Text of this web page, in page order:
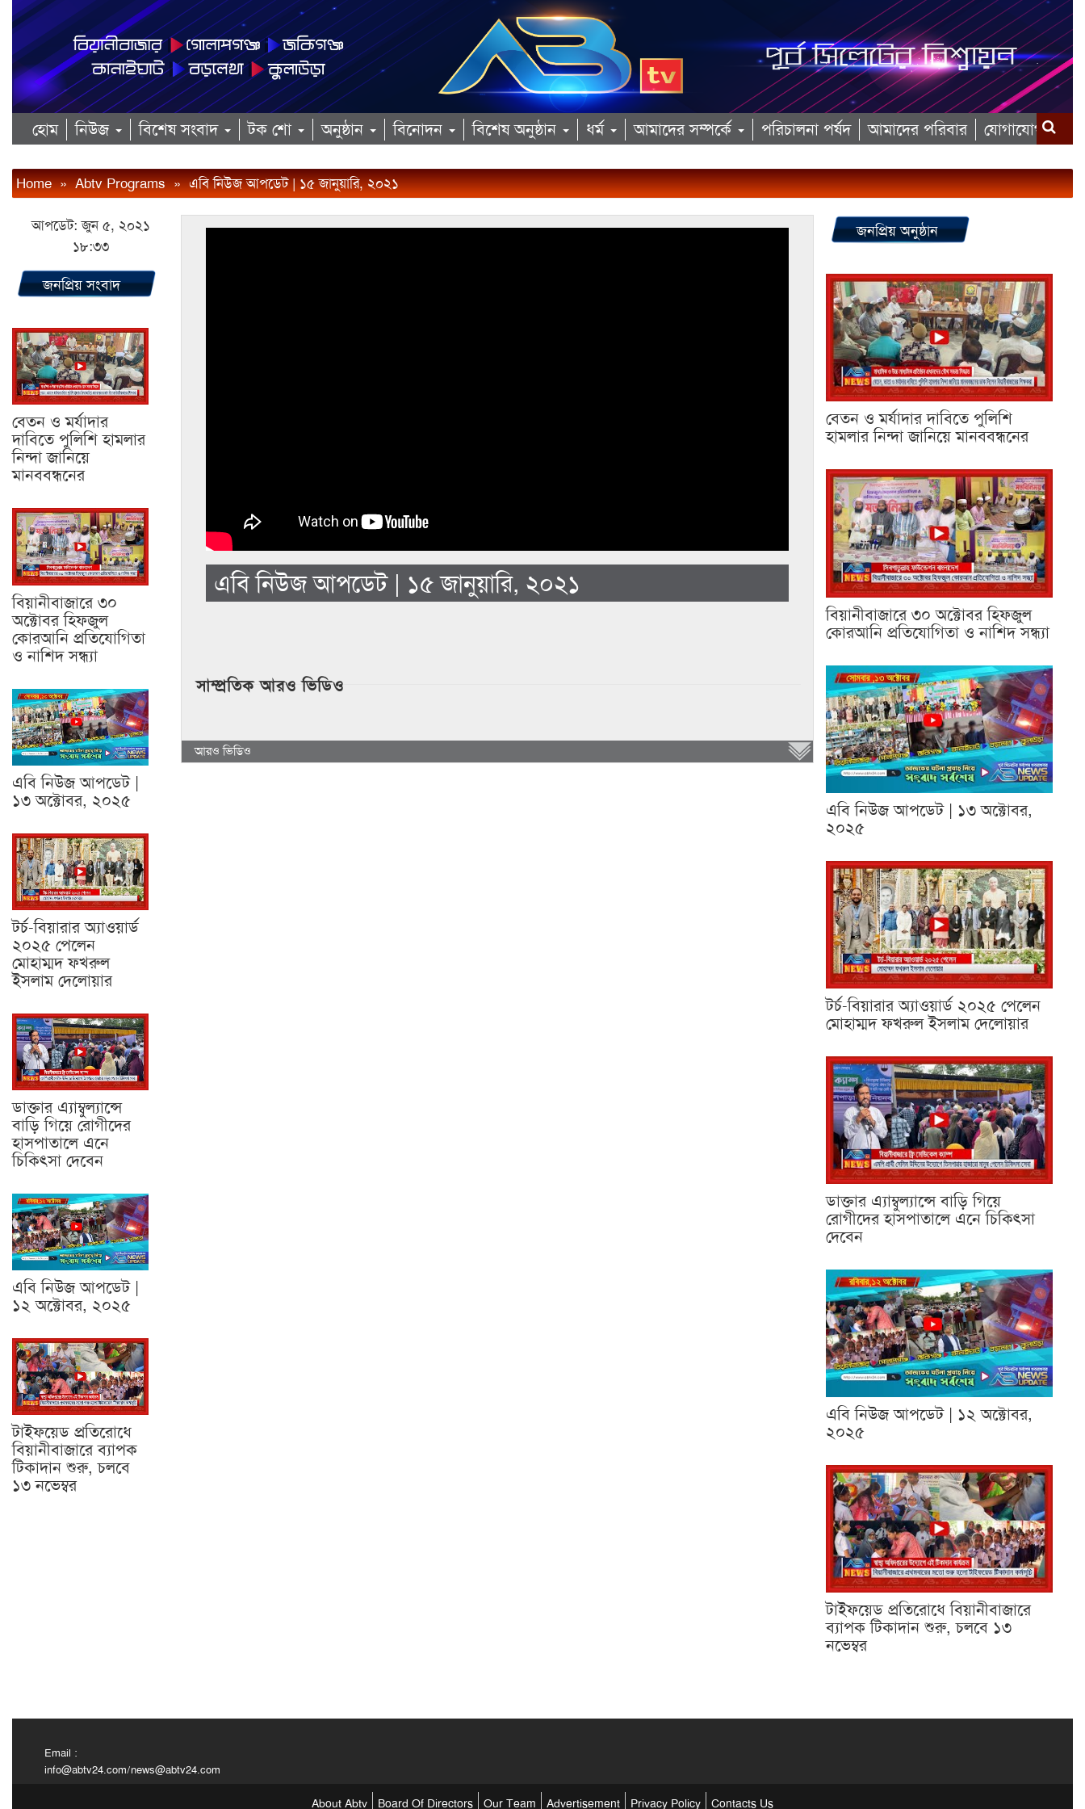
হোম নিউজ বিশেষ সংবাদ টক শো অনুষ্ঠান বিনোদন বিশেষ অনুষ্ঠান ধর্ম আমাদের সম্পর্কে পরিচালনা পর্ষদ আমাদের পরিবার যোগাযোগ
Home » Abtv Programs » এবি নিউজ আপডেট | ১৫ জানুয়ারি, ২০২১
আপডেট: জুন ৫, ২০২১
১৮:৩৩
জনপ্রিয় সংবাদ
বেতন ও মর্যাদার
দাবিতে পুলিশি হামলার
নিন্দা জানিয়ে
মানববন্ধনের
বিয়ানীবাজারে ৩০
অক্টোবর হিফজুল
কোরআনি প্রতিযোগিতা
ও নাশিদ সন্ধ্যা
এবি নিউজ আপডেট |
১৩ অক্টোবর, ২০২৫
টর্চ-বিয়ারার অ্যাওয়ার্ড
২০২৫ পেলেন
মোহাম্মদ ফখরুল
ইসলাম দেলোয়ার
ডাক্তার এ্যাম্বুল্যান্সে
বাড়ি গিয়ে রোগীদের
হাসপাতালে এনে
চিকিৎসা দেবেন
এবি নিউজ আপডেট |
১২ অক্টোবর, ২০২৫
টাইফয়েড প্রতিরোধে
বিয়ানীবাজারে ব্যাপক
টিকাদান শুরু, চলবে
১৩ নভেম্বর
এবি নিউজ আপডেট | ১৫ জানুয়ারি, ২০২১
সাম্প্রতিক আরও ভিডিও
আরও ভিডিও
জনপ্রিয় অনুষ্ঠান
বেতন ও মর্যাদার দাবিতে পুলিশি
হামলার নিন্দা জানিয়ে মানববন্ধনের
বিয়ানীবাজারে ৩০ অক্টোবর হিফজুল
কোরআনি প্রতিযোগিতা ও নাশিদ সন্ধ্যা
এবি নিউজ আপডেট | ১৩ অক্টোবর,
২০২৫
টর্চ-বিয়ারার অ্যাওয়ার্ড ২০২৫ পেলেন
মোহাম্মদ ফখরুল ইসলাম দেলোয়ার
ডাক্তার এ্যাম্বুল্যান্সে বাড়ি গিয়ে
রোগীদের হাসপাতালে এনে চিকিৎসা
দেবেন
এবি নিউজ আপডেট | ১২ অক্টোবর,
২০২৫
টাইফয়েড প্রতিরোধে বিয়ানীবাজারে
ব্যাপক টিকাদান শুরু, চলবে ১৩
নভেম্বর
Email :
info@abtv24.com/news@abtv24.com
About Abtv Board Of Directors Our Team Advertisement Privacy Policy Contacts Us